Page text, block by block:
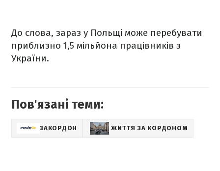
До слова, зараз у Польщі може перебувати
приблизно 1,5 мільйона працівників з
України.
Пов'язані теми:
ЗАКОРДОН ЖИТТЯ ЗА КОРДОНОМ